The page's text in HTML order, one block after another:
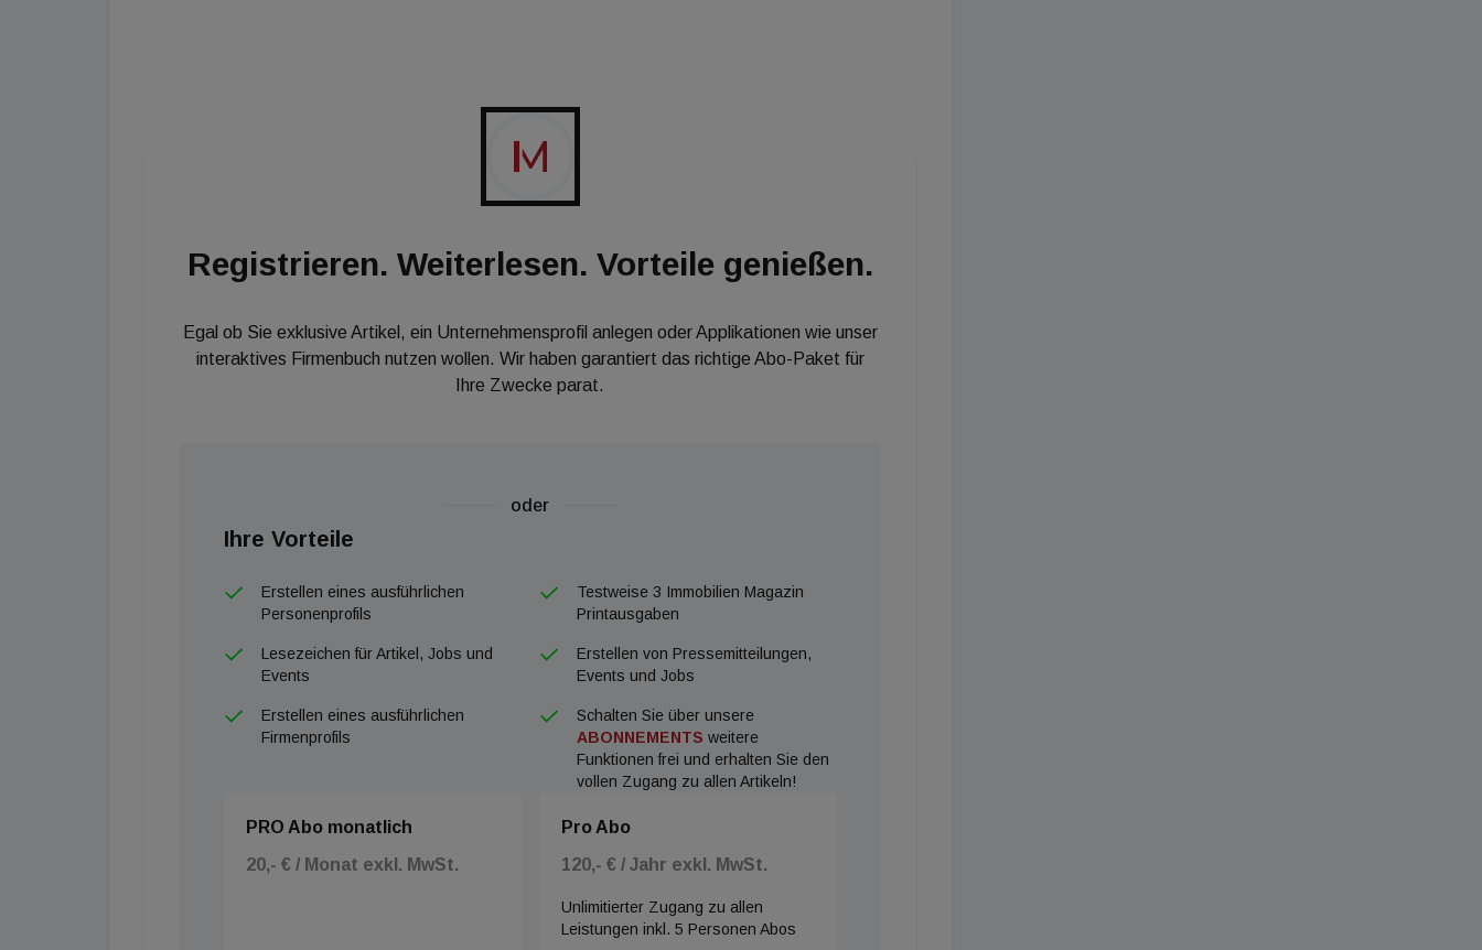
Netzwerk, der bekannte Hochfrequenzstandort im Süden Wiens sowie die Ganzjahresöffnung des
Zentrums, wodurch zu jedem Zeitpunkt Lösungen für Kunden verfügbar werden.
Registrieren. Weiterlesen. Vorteile genießen.
Egal ob Sie exklusive Artikel, ein Unternehmensprofil anlegen oder Applikationen wie unser
interaktives Firmenbuch nutzen wollen. Wir haben garantiert das richtige Abo-Paket für
Ihre Zwecke parat.
oder
Ihre Vorteile
Erstellen eines ausführlichen
Personenprofils
Testweise 3 Immobilien Magazin
Printausgaben
Lesezeichen für Artikel, Jobs und
Events
Erstellen von Pressemitteilungen,
Events und Jobs
Erstellen eines ausführlichen
Firmenprofils
Schalten Sie über unsere
ABONNEMENTS weitere
Funktionen frei und erhalten Sie den
vollen Zugang zu allen Artikeln!
PRO Abo monatlich
20,- € / Monat exkl. MwSt.
Pro Abo
120,- € / Jahr exkl. MwSt.
Unlimitierter Zugang zu allen
Leistungen inkl. 5 Personen Abos